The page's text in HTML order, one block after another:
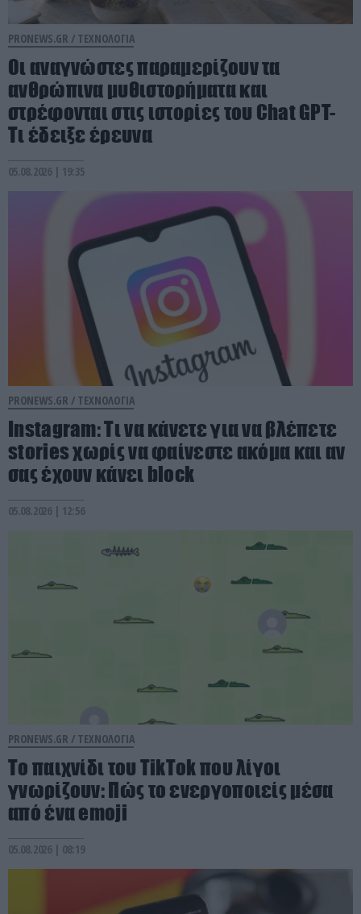
PRONEWS.GR / ΤΕΧΝΟΛΟΓΙΑ
Οι αναγνώστες παραμερίζουν τα
ανθρώπινα μυθιστορήματα και
στρέφονται στις ιστορίες του Chat GPT-
Τι έδειξε έρευνα
05.08.2026 | 19:35
PRONEWS.GR / ΤΕΧΝΟΛΟΓΙΑ
Instagram: Τι να κάνετε για να βλέπετε
stories χωρίς να φαίνεστε ακόμα και αν
σας έχουν κάνει block
05.08.2026 | 12:56
PRONEWS.GR / ΤΕΧΝΟΛΟΓΙΑ
Το παιχνίδι του TikTok που λίγοι
γνωρίζουν: Πώς το ενεργοποιείς μέσα
από ένα emoji
05.08.2026 | 08:19